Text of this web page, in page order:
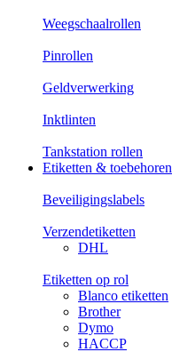
Weegschaalrollen
Pinrollen
Geldverwerking
Inktlinten
Tankstation rollen
Etiketten & toebehoren
Beveiligingslabels
Verzendetiketten
DHL
Etiketten op rol
Blanco etiketten
Brother
Dymo
HACCP